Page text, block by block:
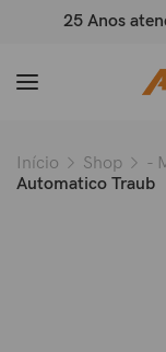
25 Anos
Início Shop -
Automatico Traub